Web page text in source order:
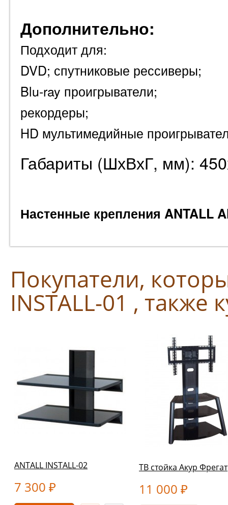
Дополнительно:
Подходит для:
DVD; спутниковые рессиверы;
Blu-ray проигрыватели;
рекордеры;
HD мультимедийные
Габариты (ШхВхГ, мм):
Настенные крепления ANTALL
Покупатели,
INSTALL-01 , также
ANTALL INSTALL-02
7 300 ₽
ТВ стойка Акур Фрегат
11 000 ₽